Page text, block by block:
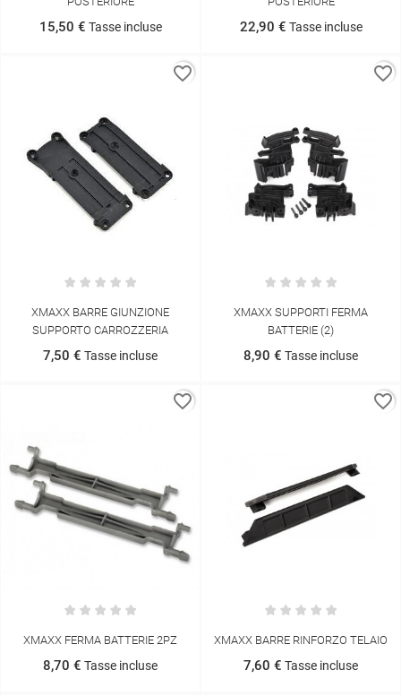
15,50 € Tasse incluse 22,90 € Tasse incluse
XMAXX BARRE GIUNZIONE
SUPPORTO CARROZZERIA
7,50 € Tasse incluse
favorite_border
XMAXX SUPPORTI FERMA
BATTERIE (2)
8,90 € Tasse incluse
favorite_border
XMAXX FERMA BATTERIE 2PZ
8,70 € Tasse incluse
favorite_border
XMAXX BARRE RINFORZO TELAIO
7,60 € Tasse incluse
favorite_border